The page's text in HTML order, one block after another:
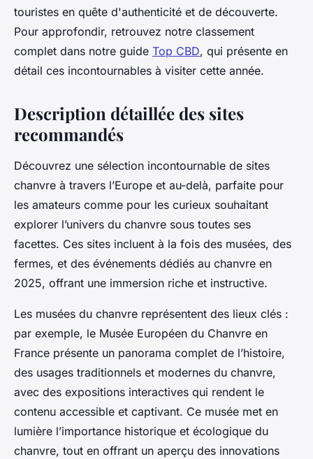
touristes en quête d'authenticité et de découverte.
Pour approfondir, retrouvez notre classement
complet dans notre guide Top CBD, qui présente en
détail ces incontournables à visiter cette année.
Description détaillée des sites
recommandés
Découvrez une sélection incontournable de sites
chanvre à travers l’Europe et au-delà, parfaite pour
les amateurs comme pour les curieux souhaitant
explorer l’univers du chanvre sous toutes ses
facettes. Ces sites incluent à la fois des musées, des
fermes, et des événements dédiés au chanvre en
2025, offrant une immersion riche et instructive.
Les musées du chanvre représentent des lieux clés :
par exemple, le Musée Européen du Chanvre en
France présente un panorama complet de l’histoire,
des usages traditionnels et modernes du chanvre,
avec des expositions interactives qui rendent le
contenu accessible et captivant. Ce musée met en
lumière l’importance historique et écologique du
chanvre, tout en offrant un aperçu des innovations